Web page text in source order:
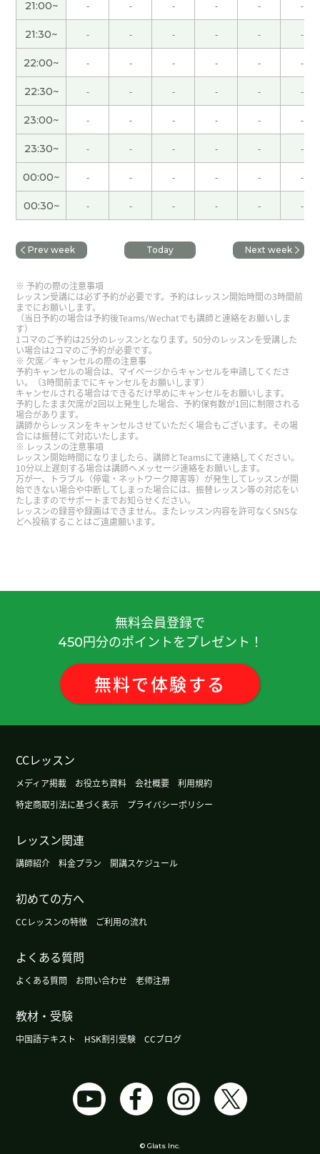
真是好久不见了。 我很高兴能再次见到老师。 这节
课也很有意思，谢谢您。 请再聊吧！( 50代 男性 )
今日も先生とフリートークできて楽しかったです。
長沙ぜひ行ってみたいですね。中国の水は相変わら
ず安いんですね。またお話しましょー！
很高兴认识老师 老师分享给我的话题都很有意思 期
待下次再见！
先生、今日もありがとうございました。先生との
レッスンを３００回くらいして、ようやく汉语会法
301の上下の２冊が終わりました。このテキストを
して、下巻に入ったときは最後のページを見て、と
てもできそうにないと落ち込んでいましたが、先生
と毎日コツコツやっていたら終わりました。終わっ
たことが信じられない。根気よく先生が教えてくれ
たおかげです。明日からはもう一度始めから復習し
て忘れたところをやり直します。明日からもよろし
くお願いします。( 40代 女性 )
多谢老师！！今天的文章，虽然有点难，不过继续
加油！
多谢老师！！好久不见了，能够上您的课，我很开
心！下次再见！！
( 40代 女性 )
謝謝！( 40代 女性 )
に合格することができました。しかも、読み取り
問題は満点でした。先生と一緒にテキストを勉強
じています。中国の生活ではスマホが普及している
ので、話すよりも読む力のほうが大切です。なの
だ聴く力と話す力は足りません。アウトプットを
勉強をしていきたいと思います。これからもよろし
謝謝！( 40代 女性 )
謝謝！( 40代 女性 )
はまだわかりませんが、先生と一緒に、１年と２
か月レッスンをした力を試すことができました。
HSKの受験の際には試験対策をしっかりしていた
ストへの気持ちの持ち方までご指導いただき、テス
21:00~ - - - - - -
21:30~ - - - - - -
22:00~ - - - - - -
22:30~ - - - - - -
23:00~ - - - - - -
23:30~ - - - - - -
00:00~ - - - - - -
00:30~ - - - - - -
Prev week Today Next week
予約の際の注意事項
レッスン受講には必ず予約が必要です。予約はレッスン開始時間の3時間前
までにお願いします。
（当日予約の場合は予約後Teams/Wechatでも講師と連絡をお願いしま
す）
1コマのご予約は25分のレッスンとなります。50分のレッスンを受講した
い場合は2コマのご予約が必要です。
欠席／キャンセルの際の注意事
予約キャンセルの場合は、マイページからキャンセルを申請してくださ
い。（3時間前までにキャンセルをお願いします）
キャンセルされる場合はできるだけ早めにキャンセルをお願いします。
予約したまま欠席が2回以上発生した場合、予約保有数が1回に制限される
場合があります。
講師からレッスンをキャンセルさせていただく場合もございます。その場
合には振替にて対応いたします。
レッスンの注意事項
レッスン開始時間になりましたら、講師とTeamsにて連絡してください。
10分以上遅刻する場合は講師へメッセージ連絡をお願いします。
万が一、トラブル（停電・ネットワーク障害等）が発生してレッスンが開
始できない場合や中断してしまった場合には、振替レッスン等の対応をい
たしますのでサポートまでお知らせください。
レッスンの録音や録画はできません。またレッスン内容を許可なくSNSな
どへ投稿することはご遠慮願います。
無料会員登録で
450円分のポイントをプレゼント！
無料で体験する
CCレッスン
メディア掲載 お役立ち資料 会社概要
利用規約
特定商取引法に基づく表示
プライバシーポリシー
レッスン関連
講師紹介 料金プラン 開講スケジュール
初めての方へ
CCレッスンの特徴 ご利用の流れ
よくある質問
よくある質問 お問い合わせ 老师注册
教材・受験
中国語テキスト HSK割引受験 CCブログ
© Glats Inc.